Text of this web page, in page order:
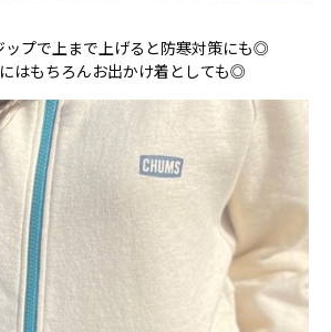
ップで上まで上げると防寒対策にも◎
はもちろんお出かけ着としても◎